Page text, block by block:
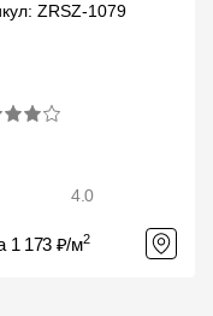
ZRSZ-1079
4.0
1 173 ₽/м2